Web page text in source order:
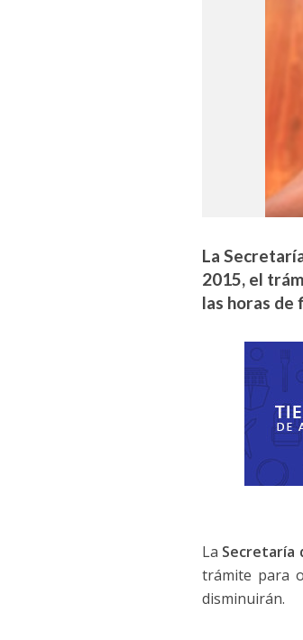
La
2015, el
las horas de
La Secretaría
trámite para
disminuirán.